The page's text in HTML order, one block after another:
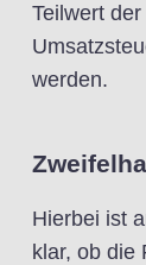
Teilwert
werden.
Hierbei ist
klar, ob die